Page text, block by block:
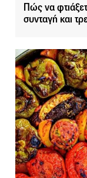
Πώς να
συνταγή και